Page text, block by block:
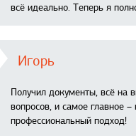
всё идеально. Теперь я
Игорь
Получил документы, всё на
вопросов, и самое главное
профессиональный подход!